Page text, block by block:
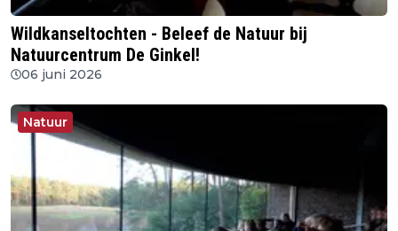
Wildkanseltochten - Beleef de Natuur bij
Natuurcentrum De Ginkel!
06 juni 2026
Natuur